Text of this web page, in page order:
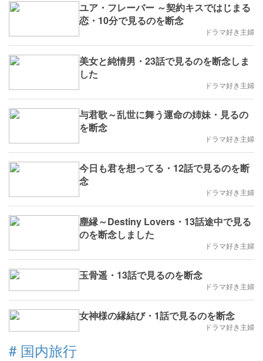
ユア・フレーバー ～契約キスではじまる
恋・10分で見るのを断念
ドラマ好き主婦
美女と純情男・23話で見るのを断念しま
した
ドラマ好き主婦
与君歌～乱世に舞う運命の姉妹・見るの
を断念
ドラマ好き主婦
今日も君を想ってる・12話で見るのを断
念
ドラマ好き主婦
塵縁～Destiny Lovers・13話途中で見る
のを断念しました
ドラマ好き主婦
玉骨遥・13話で見るのを断念
ドラマ好き主婦
女神様の縁結び・1話で見るのを断念
ドラマ好き主婦
# 国内旅行